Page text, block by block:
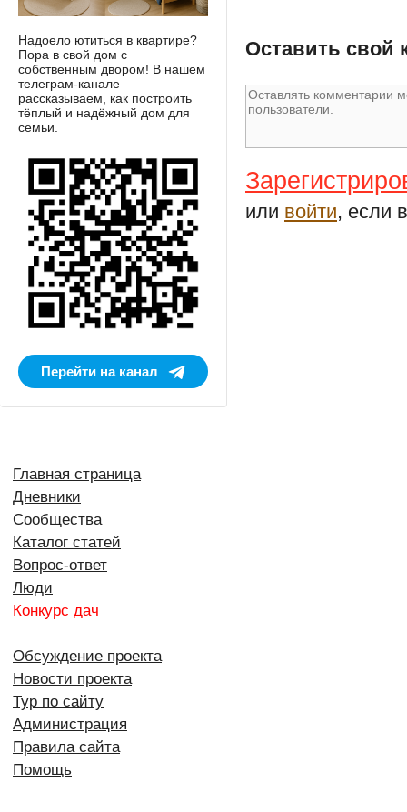
Оставить свой
или войти, если
Надоело ютиться в квартире?
Пора в свой дом с
собственным двором! В нашем
телеграм-канале
рассказываем, как построить
тёплый и надёжный дом для
семьи.
Перейти на канал
Главная страница
Дневники
Сообщества
Каталог статей
Вопрос-ответ
Люди
Конкурс дач
Обсуждение проекта
Новости проекта
Тур по сайту
Администрация
Правила сайта
Помощь